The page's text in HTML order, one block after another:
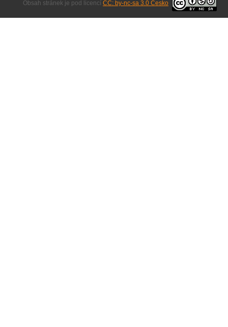
Obsah stránek je pod licencí CC: by-nc-sa 3.0 Česko